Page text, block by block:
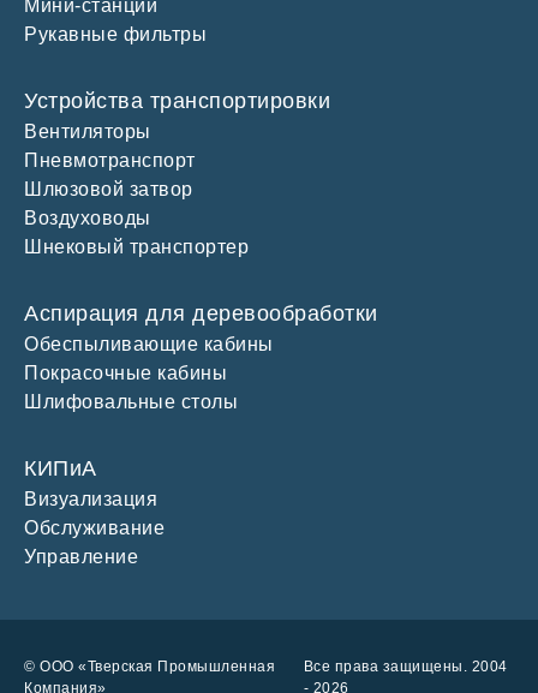
Силос 150 м3
Мини-станции
Рукавные фильтры
Устройства транспортировки
Вентиляторы
Пневмотранспорт
Шлюзовой затвор
Воздуховоды
Шнековый транспортер
Аспирация для деревообработки
Обеспыливающие кабины
Покрасочные кабины
Шлифовальные столы
КИПиА
Визуализация
Обслуживание
Управление
© ООО «Тверская Промышленная
Компания»
Все права защищены. 2004
- 2026